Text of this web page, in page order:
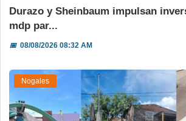
Durazo y Sheinbaum impulsan
mdp par...
📅08/08/2026 08:32 AM
Nogales